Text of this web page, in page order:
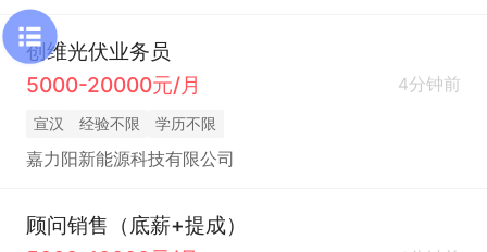
创维光伏业务员
5000-20000元/月
4分钟前
宣汉 经验不限 学历不限
嘉力阳新能源科技有限公司
顾问销售（底薪+提成）